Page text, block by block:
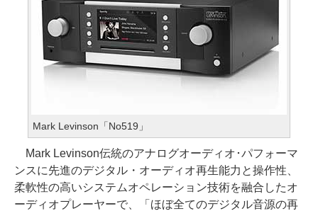
Mark Levinson「No519」
Mark Levinson伝統のアナログオーディオ･パフォーマ
ンスに先進のデジタル・オーディオ再生能力と操作性、
柔軟性の高いシステムオペレーション技術を融合したオ
ーディオプレーヤーで、「ほぼ全てのデジタル音源の再